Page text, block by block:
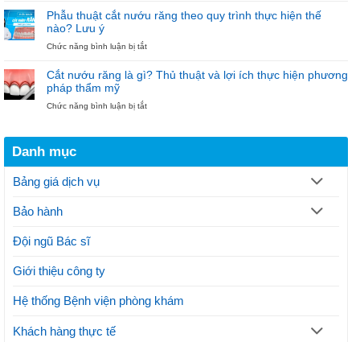
Noel”
Niềng
tại
khoa
gãy
hàm:
pháp
điều
Phẫu thuật cắt nướu răng theo quy trình thực hiện thế
nào? Lưu ý
Chức năng bình luận bị tắtở
thuật
cắt
răng
hiện
Cắt nướu răng là gì? Thủ thuật và lợi ích thực hiện phương
pháp thẩm mỹ
Chức năng bình luận bị tắtở
gì?
mỹ
Danh mục
Bảng giá dịch vụ
Bảo hành
Đội ngũ Bác sĩ
Giới thiệu công ty
Hệ thống Bệnh viện phòng khám
Khách hàng thực tế